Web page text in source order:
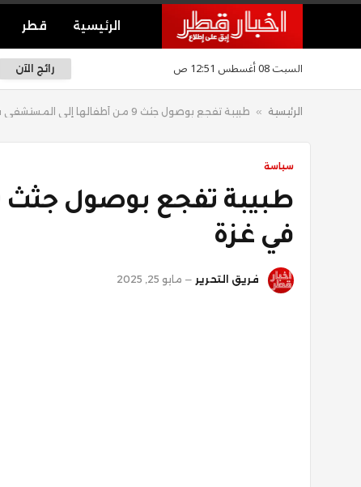
الرئيسية قطر
السبت 08 أغسطس 12:51 ص رائج الآن
الرئيسية » طبيبة تفجع بوصول جثث 9 من أطفالها إلى المستشفى في غزة
سياسة
في غزة
فريق التحرير مايو 25, 2025